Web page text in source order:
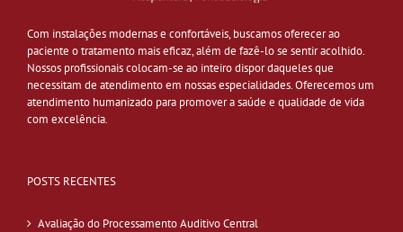
Com instalações modernas e confortáveis, buscamos oferecer ao
paciente o tratamento mais eficaz, além de fazê-lo se sentir acolhido.
Nossos profissionais colocam-se ao inteiro dispor daqueles que
necessitam de atendimento em nossas especialidades. Oferecemos um
atendimento humanizado para promover a saúde e qualidade de vida
com excelência.
POSTS RECENTES
Avaliação do Processamento Auditivo Central